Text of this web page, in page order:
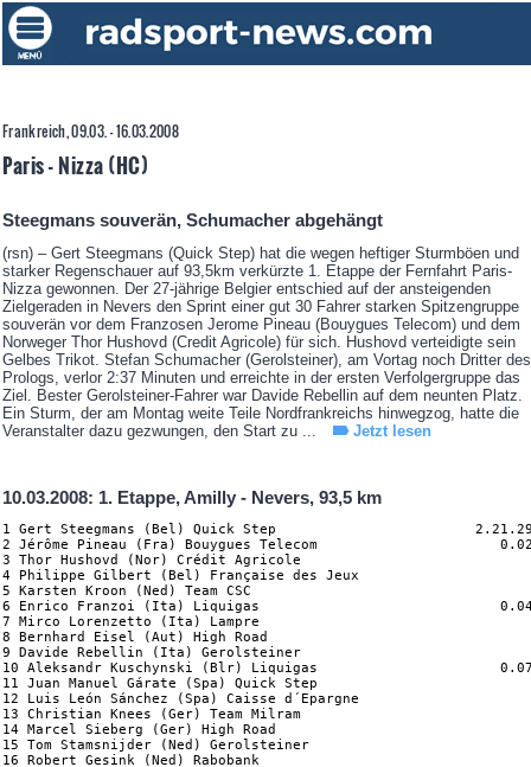
Frankreich, 09.03. - 16.03.2008
Paris - Nizza (HC)
Steegmans souverän, Schumacher abgehängt
(rsn) – Gert Steegmans (Quick Step) hat die wegen heftiger Sturmböen und
starker Regenschauer auf 93,5km verkürzte 1. Etappe der Fernfahrt Paris-
Nizza gewonnen. Der 27-jährige Belgier entschied auf der ansteigenden
Zielgeraden in Nevers den Sprint einer gut 30 Fahrer starken Spitzengruppe
souverän vor dem Franzosen Jerome Pineau (Bouygues Telecom) und dem
Norweger Thor Hushovd (Credit Agricole) für sich. Hushovd verteidigte sein
Gelbes Trikot. Stefan Schumacher (Gerolsteiner), am Vortag noch Dritter des
Prologs, verlor 2:37 Minuten und erreichte in der ersten Verfolgergruppe das
Ziel. Bester Gerolsteiner-Fahrer war Davide Rebellin auf dem neunten Platz.
Ein Sturm, der am Montag weite Teile Nordfrankreichs hinwegzog, hatte die
Veranstalter dazu gezwungen, den Start zu ...
Jetzt lesen
10.03.2008: 1. Etappe, Amilly - Nevers, 93,5 km
1 Gert Steegmans (Bel) Quick Step                        2.21.29 (39.651 km/h)
2 Jérôme Pineau (Fra) Bouygues Telecom                      0.02
3 Thor Hushovd (Nor) Crédit Agricole                            
4 Philippe Gilbert (Bel) Française des Jeux                     
5 Karsten Kroon (Ned) Team CSC                                  
6 Enrico Franzoi (Ita) Liquigas                             0.04
7 Mirco Lorenzetto (Ita) Lampre                                 
8 Bernhard Eisel (Aut) High Road                                
9 Davide Rebellin (Ita) Gerolsteiner                            
10 Aleksandr Kuschynski (Blr) Liquigas                      0.07
11 Juan Manuel Gárate (Spa) Quick Step                          
12 Luis León Sánchez (Spa) Caisse d´Epargne                     
13 Christian Knees (Ger) Team Milram                            
14 Marcel Sieberg (Ger) High Road                               
15 Tom Stamsnijder (Ned) Gerolsteiner                           
16 Robert Gesink (Ned) Rabobank                                 
17 Gorka Verdugo (Spa) Euskaltel-Euskadi                        
18 Matteo Tosatto (Ita) Quick Step                              
19 Fränk Schleck (Lux) Team CSC                                 
20 Alexander Efimkin (Rus) Quick Step                           
21 Andriy Grivko (Ukr) Team Milram                              
22 Rinaldo Nocentini (Ita) Ag2r-La Mondiale                     
23 Geoffroy Lequatre (Fra) Agritubel                            
24 Sylvain Chavanel (Fra) Cofidis                               
25 Johan Van Summeren (Bel) Silence-Lotto                       
26 Juan Antonio Flecha (Spa) Rabobank                           
27 Trent Lowe (Aus) Slipstream Chipotle - H30                   
28 Simon Gerrans (Aus) Crédit Agricole                          
29 David Millar (GBr) Slipstream Chipotle - H30                 
30 Niki Terpstra (Ned) Team Milram                              
31 Yaroslav Popovych (Ukr) Silence-Lotto                        
32 Mickaël Chérel (Fra) Française des Jeux                      
33 Vicente Reynes (Spa) High Road                           0.17
34 Marc De Maar (Ned) Rabobank                                  
35 Peter Velits (Svk) Team Milram                           0.24
36 Lilian Jégou (Fra) Française des Jeux                    0.33
37 William Bonnet (Fra) Crédit Agricole                     0.50
38 Wilfried Cretskens (Bel) Quick Step                      1.05
39 Bram Tankink (Ned) Rabobank                              0.17
40 Haimar Zubeldia (Spa) Euskaltel-Euskadi                  2.37
41 Francesco Gavazzi (Ita) Lampre                               
42 Pierre Rolland (Fra) Crédit Agricole                         
43 Josep Jufré (Spa) Saunier Duval-Scott                        
44 Dionisio Galparsoro (Spa) Euskaltel-Euskadi                  
45 Roy Curvers (Ned) Skil-Shimano                               
46 Anthony Geslin (Fra) Bouygues Telecom                        
47 Cadel Evans (Aus) Silence-Lotto                              
48 Claudio Corioni (Ita) Liquigas                               
49 Servais Knaven (Ned) High Road                               
50 Igor Antón (Spa) Euskaltel-Euskadi                           
51 Maxime Monfort (Bel) Cofidis                                 
52 Simon Spilak (Slo) Lampre                                    
53 Tom Veelers (Ned) Skil-Shimano                               
54 Alexandr Kolobnev (Rus) Team CSC                             
55 Markel Irizar (Spa) Euskaltel-Euskadi                        
56 Robert Wagner (Ger) Skil-Shimano                             
57 Carlos Barredo (Spa) Quick Step                              
58 Michael Albasini (Swi) Liquigas                              
59 Matteo Carrara (Ita) Quick Step                              
60 José Luis Arrieta (Spa) Ag2r-La Mondiale                     
61 Mario Aerts (Bel) Silence-Lotto                              
62 Bobby Julich (USA) Team CSC                                  
63 Christian Vande Velde (USA) Slipstream Chipotle - H30        
64 Nicolas Portal (Fra) Caisse d´Epargne                        
65 Sébastien Minard (Fra) Cofidis                               
66 André Greipel (Ger) High Road                                
67 Craig Lewis (USA) High Road                                  
68 Clément Lhotellerie (Fra) Skil-Shimano                       
69 Bradley McGee (Aus) Team CSC                                 
70 Stefan Schumacher (Ger) Gerolsteiner                         
71 Benoît Vaugrenard (Fra) Française des Jeux                   
72 Danny Pate (USA) Slipstream Chipotle - H30                   
73 Laurens Ten Dam (Ned) Rabobank                               
74 Tyler Farrar (USA) Slipstream Chipotle - H30                 
75 Floris Goesinnen (Ned) Skil-Shimano                          
76 Paolo Bossoni (Ita) Lampre                                   
77 Beñat Albizuri (Spa) Euskaltel-Euskadi                   2.48
78 Christophe Brandt (Bel) Silence-Lotto                    3.23
79 Kjell Carlström (Fin) Liquigas                               
80 Iouri Trofimov (Rus) Bouygues Telecom                        
81 Fumiyuki Beppu (Jpn) Skil-Shimano                            
82 Cyril Dessel (Fra) Ag2r-La Mondiale                          
83 Jason McCartney (USA) Team CSC                               
84 Dmitriy Fofonov (Kaz) Crédit Agricole                        
85 Ralf Grabsch (Ger) Team Milram                               
86 Nicolas Jalabert (Fra) Agritubel                             
87 Sergio Ghisalberti (Ita) Team Milram                     3.30
88 Oliver Zaugg (Swi) Gerolsteiner                              
89 Jens Voigt (Ger) Team CSC                                    
90 Carlo Westphal (Ger) Gerolsteiner                            
91 Michiel Elijzen (Ned) Rabobank                               
92 Sylvain Calzati (Fra) Ag2r-La Mondiale                       
93 Mathew Hayman (Aus) Rabobank                                 
94 Matteo Bono (Ita) Lampre                                     
95 Koos Moerenhout (Ned) Rabobank                               
96 Massimiliano Mori (Ita) Lampre                           6.32
97 Thierry Huppond (Fra) Skil-Shimano                           
98 Albert Timmer (Ned) Skil-Shimano                             
99 Lander Aperribai (Spa) Euskaltel-Euskadi                     
100 Roman Kreuziger (Cze) Liquigas                              
101 Matthieu Sprick (Fra) Bouygues Telecom                      
102 Christophe Moreau (Fra) Agritubel                           
103 Morris Possoni (Ita) High Road                              
104 Christophe Laurent (Fra) Slipstream Chipotle - H30          
105 Johann Tschopp (Swi) Bouygues Telecom                       
106 Hubert Dupont (Fra) Ag2r-La Mondiale                        
107 Aitor Hernández (Spa) Euskaltel-Euskadi                     
108 Leonardo Bertagnolli (Ita) Liquigas                         
109 Paolo Tiralongo (Ita) Lampre                                
110 Manuele Mori (Ita) Saunier Duval-Scott                      
111 Juan José Cobo (Spa) Saunier Duval-Scott                    
112 Andrea Moletta (Ita) Gerolsteiner                           
113 Damiano Cunego (Ita) Lampre                                 
114 Bernhard Kohl (Aut) Gerolsteiner                            
115 Stef Clement (Ned) Bouygues Telecom                         
116 Alexandre Botcharov (Rus) Crédit Agricole                   
117 Jurgen Van den Broeck (Bel) Silence-Lotto                   
118 Dario Cioni (Ita) Silence-Lotto                             
119 Jelle Vanendert (Bel) Française des Jeux                    
120 Philip Deignan (Irl) Ag2r-La Mondiale                       
121 Eduardo Gonzalo (Spa) Agritubel                             
122 Sandy Casar (Fra) Française des Jeux                        
123 David Arroyo (Spa) Caisse d´Epargne                         
124 Alberto Losada (Spa) Caisse d´Epargne                       
125 David López García (Spa) Caisse